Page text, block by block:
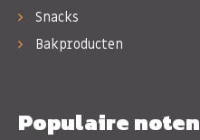
Snacks
Bakproducten
Populaire noten